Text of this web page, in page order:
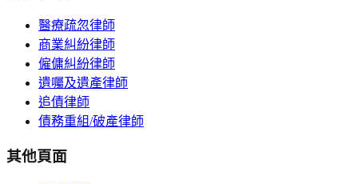
醫療疏忽律師
商業糾紛律師
僱傭糾紛律師
遺囑及遺產律師
追債律師
債務重組/破產律師
其他頁面